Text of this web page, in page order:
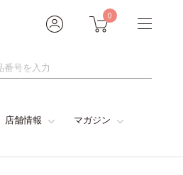
0
店舗情報 マガジン